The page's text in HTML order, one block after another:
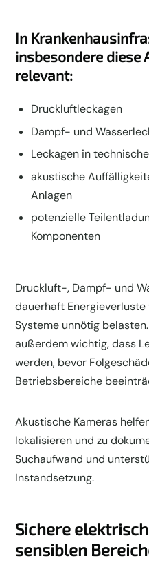
In
insbesondere diese
relevant:
Druckluftleckagen
Dampf- und
Leckagen in
akustische
Anlagen
potenzielle
Komponenten
Druckluft-, Dampf- und
dauerhaft
Systeme unnötig
außerdem wichtig, dass
werden, bevor
Betriebsbereiche
Akustische Kameras
lokalisieren und zu
Suchaufwand und
Instandsetzung.
Sichere
sensiblen